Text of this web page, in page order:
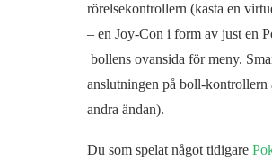
rörelsekontrollern (kasta en
– en Joy-Con i form av just en
bollens ovansida för meny.
anslutningen på boll-
andra ändan).
Du som spelat något tidigare